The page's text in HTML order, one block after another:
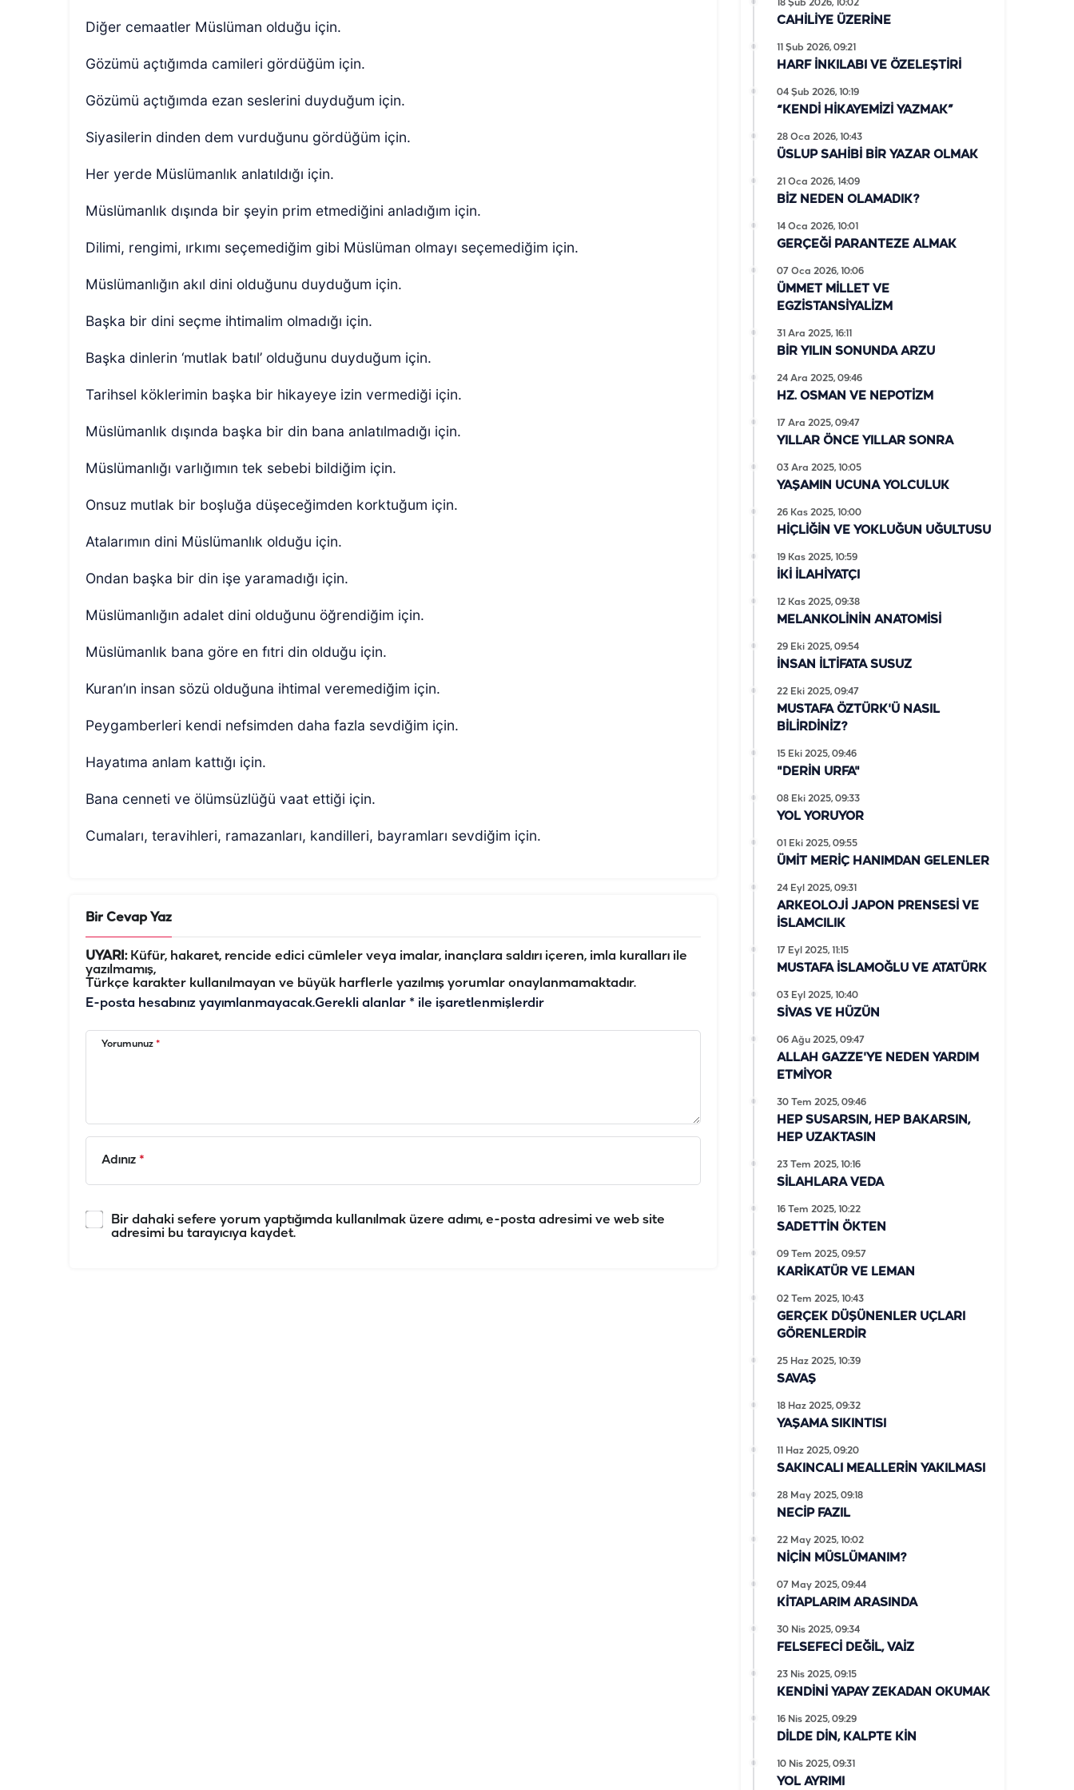
Diğer cemaatler Müslüman olduğu için.
Gözümü açtığımda camileri gördüğüm için.
Gözümü açtığımda ezan seslerini duyduğum için.
Siyasilerin dinden dem vurduğunu gördüğüm için.
Her yerde Müslümanlık anlatıldığı için.
Müslümanlık dışında bir şeyin prim etmediğini anladığım için.
Dilimi, rengimi, ırkımı seçemediğim gibi Müslüman olmayı seçemediğim için.
Müslümanlığın akıl dini olduğunu duyduğum için.
Başka bir dini seçme ihtimalim olmadığı için.
Başka dinlerin ‘mutlak batıl’ olduğunu duyduğum için.
Tarihsel köklerimin başka bir hikayeye izin vermediği için.
Müslümanlık dışında başka bir din bana anlatılmadığı için.
Müslümanlığı varlığımın tek sebebi bildiğim için.
Onsuz mutlak bir boşluğa düşeceğimden korktuğum için.
Atalarımın dini Müslümanlık olduğu için.
Ondan başka bir din işe yaramadığı için.
Müslümanlığın adalet dini olduğunu öğrendiğim için.
Müslümanlık bana göre en fıtri din olduğu için.
Kuran’ın insan sözü olduğuna ihtimal veremediğim için.
Peygamberleri kendi nefsimden daha fazla sevdiğim için.
Hayatıma anlam kattığı için.
Bana cenneti ve ölümsüzlüğü vaat ettiği için.
Cumaları, teravihleri, ramazanları, kandilleri, bayramları sevdiğim için.
Bir Cevap Yaz
UYARI:Küfür, hakaret, rencide edici cümleler veya imalar, inançlara saldırı içeren, imla kuralları ile
yazılmamış,
Türkçe karakter kullanılmayan ve büyük harflerle yazılmış yorumlar onaylanmamaktadır.
E-posta hesabınız yayımlanmayacak.Gerekli alanlar * ile işaretlenmişlerdir
Yorumunuz *
Adınız *
Bir dahaki sefere yorum yaptığımda kullanılmak üzere adımı, e-posta adresimi ve web site
adresimi bu tarayıcıya kaydet.
CAHİLİYE ÜZERİNE
18 Şub 2026, 10:02
HARF İNKILABI VE ÖZELEŞTİRİ
11 Şub 2026, 09:21
“KENDİ HİKAYEMİZİ YAZMAK”
04 Şub 2026, 10:19
ÜSLUP SAHİBİ BİR YAZAR OLMAK
28 Oca 2026, 10:43
BİZ NEDEN OLAMADIK?
21 Oca 2026, 14:09
GERÇEĞİ PARANTEZE ALMAK
14 Oca 2026, 10:01
ÜMMET MİLLET VE
EGZİSTANSİYALİZM
07 Oca 2026, 10:06
BİR YILIN SONUNDA ARZU
31 Ara 2025, 16:11
HZ. OSMAN VE NEPOTİZM
24 Ara 2025, 09:46
YILLAR ÖNCE YILLAR SONRA
17 Ara 2025, 09:47
YAŞAMIN UCUNA YOLCULUK
03 Ara 2025, 10:05
HİÇLİĞİN VE YOKLUĞUN UĞULTUSU
26 Kas 2025, 10:00
İKİ İLAHİYATÇI
19 Kas 2025, 10:59
MELANKOLİNİN ANATOMİSİ
12 Kas 2025, 09:38
İNSAN İLTİFATA SUSUZ
29 Eki 2025, 09:54
MUSTAFA ÖZTÜRK'Ü NASIL
BİLİRDİNİZ?
22 Eki 2025, 09:47
"DERİN URFA"
15 Eki 2025, 09:46
YOL YORUYOR
08 Eki 2025, 09:33
ÜMİT MERİÇ HANIMDAN GELENLER
01 Eki 2025, 09:55
ARKEOLOJİ JAPON PRENSESİ VE
İSLAMCILIK
24 Eyl 2025, 09:31
MUSTAFA İSLAMOĞLU VE ATATÜRK
17 Eyl 2025, 11:15
SİVAS VE HÜZÜN
03 Eyl 2025, 10:40
ALLAH GAZZE'YE NEDEN YARDIM
ETMİYOR
06 Ağu 2025, 09:47
HEP SUSARSIN, HEP BAKARSIN,
HEP UZAKTASIN
30 Tem 2025, 09:46
SİLAHLARA VEDA
23 Tem 2025, 10:16
SADETTİN ÖKTEN
16 Tem 2025, 10:22
KARİKATÜR VE LEMAN
09 Tem 2025, 09:57
GERÇEK DÜŞÜNENLER UÇLARI
GÖRENLERDİR
02 Tem 2025, 10:43
SAVAŞ
25 Haz 2025, 10:39
YAŞAMA SIKINTISI
18 Haz 2025, 09:32
SAKINCALI MEALLERİN YAKILMASI
11 Haz 2025, 09:20
NECİP FAZIL
28 May 2025, 09:18
NİÇİN MÜSLÜMANIM?
22 May 2025, 10:02
KİTAPLARIM ARASINDA
07 May 2025, 09:44
FELSEFECİ DEĞİL, VAİZ
30 Nis 2025, 09:34
KENDİNİ YAPAY ZEKADAN OKUMAK
23 Nis 2025, 09:15
DİLDE DİN, KALPTE KİN
16 Nis 2025, 09:29
YOL AYRIMI
10 Nis 2025, 09:31